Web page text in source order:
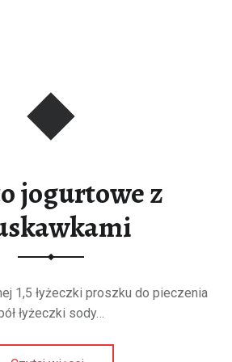
jogurtowe z
1,5 łyżeczki proszku do pieczenia
łyżeczki sody…
“Ciasto jogurtowe z truskawkami”